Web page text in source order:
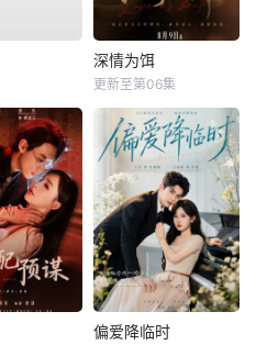
深情为饵
更新至第06集
偏爱降临时